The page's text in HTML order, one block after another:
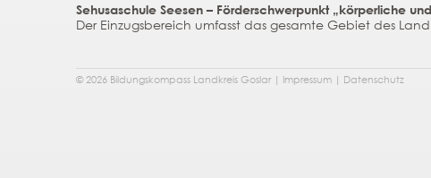
Sehusaschule Seesen – Förderschwerpunkt „körperliche
Der Einzugsbereich umfasst das gesamte Gebiet des
© 2026 Bildungskompass Landkreis Goslar | Impressum| Datenschutz